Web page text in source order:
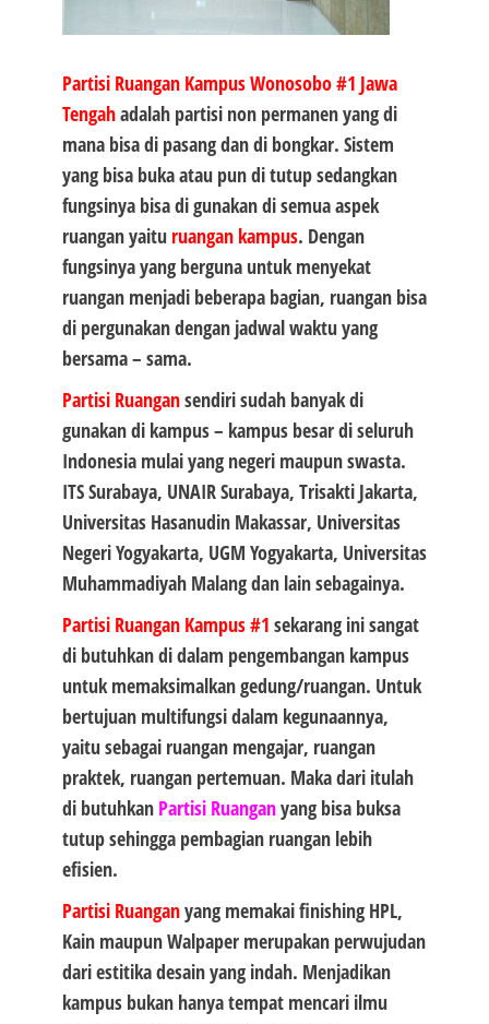
Partisi Ruangan Kampus Wonosobo #1 Jawa
Tengahadalah partisi non permanen yang di
mana bisa di pasang dan di bongkar. Sistem
yang bisa buka atau pun di tutup sedangkan
fungsinya bisa di gunakan di semua aspek
ruangan yaitu ruangan kampus. Dengan
fungsinya yang berguna untuk menyekat
ruangan menjadi beberapa bagian, ruangan bisa
di pergunakan dengan jadwal waktu yang
bersama – sama.
Partisi Ruangansendiri sudah banyak di
gunakan di kampus – kampus besar di seluruh
Indonesia mulai yang negeri maupun swasta.
ITS Surabaya, UNAIR Surabaya, Trisakti Jakarta,
Universitas Hasanudin Makassar, Universitas
Negeri Yogyakarta, UGM Yogyakarta, Universitas
Muhammadiyah Malang dan lain sebagainya.
Partisi Ruangan Kampus #1 sekarang ini sangat
di butuhkan di dalam pengembangan kampus
untuk memaksimalkan gedung/ruangan. Untuk
bertujuan multifungsi dalam kegunaannya,
yaitu sebagai ruangan mengajar, ruangan
praktek, ruangan pertemuan. Maka dari itulah
di butuhkan Partisi Ruanganyang bisa buksa
tutup sehingga pembagian ruangan lebih
efisien.
Partisi Ruanganyang memakai finishing HPL,
Kain maupun Walpaper merupakan perwujudan
dari estitika desain yang indah. Menjadikan
kampus bukan hanya tempat mencari ilmu